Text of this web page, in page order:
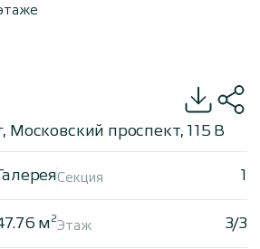
Московский проспект, 115 В
1
Секция
м 2 3/3
Этаж